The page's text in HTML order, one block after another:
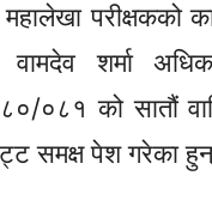
परीक्षकको
वामदेव शर्मा
०८१ कोसातौं
समक्ष पेश गरेका